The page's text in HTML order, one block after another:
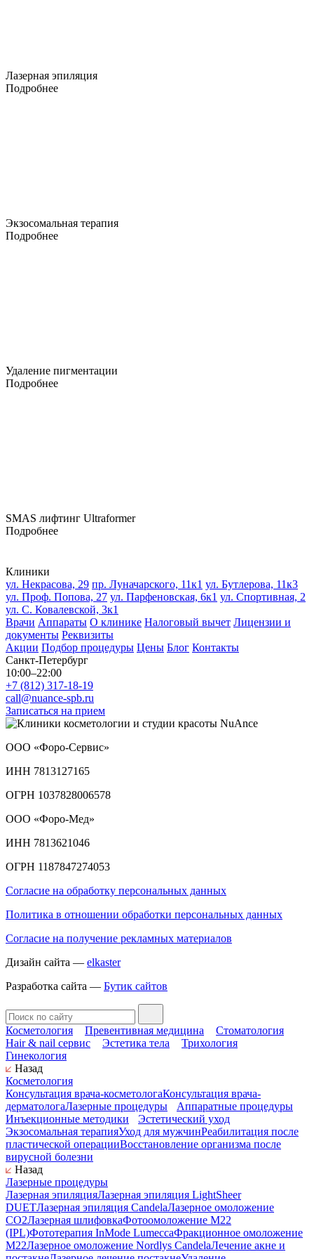
Лазерная эпиляция
Подробнее
Экзосомальная терапия
Подробнее
Удаление пигментации
Подробнее
SMAS лифтинг Ultraformer
Подробнее
Клиники
ул. Некрасова, 29 пр. Луначарского, 11к1 ул. Бутлерова, 11к3
ул. Проф. Попова, 27 ул. Парфеновская, 6к1 ул. Спортивная, 2
ул. С. Ковалевской, 3к1
Врачи Аппараты О клинике Налоговый вычет Лицензии и
документы Реквизиты
Акции Подбор процедуры Цены Блог Контакты
Санкт-Петербург
10:00–22:00
+7 (812) 317-18-19
call@nuance-spb.ru
Записаться на прием
ООО «Форо-Сервис»
ИНН 7813127165
ОГРН 1037828006578
ООО «Форо-Мед»
ИНН 7813621046
ОГРН 1187847274053
Согласие на обработку персональных данных
Политика в отношении обработки персональных данных
Согласие на получение рекламных материалов
Дизайн сайта — elkaster
Разработка сайта — Бутик сайтов
Косметология Превентивная медицина
Стоматология
Hair & nail сервис
Эстетика тела
Трихология
Гинекология
Назад
Косметология
Консультация врача-косметологаКонсультация врача-
дерматологаЛазерные процедуры
Аппаратные процедуры
Инъекционные методики
Эстетический уход
Экзосомальная терапияУход для мужчинРеабилитация после
пластической операцииВосстановление организма после
вирусной болезни
Назад
Лазерные процедуры
Лазерная эпиляцияЛазерная эпиляция LightSheer
DUETЛазерная эпиляция CandelaЛазерное омоложение
СО2Лазерная шлифовкаФотоомоложение M22
(IPL)Фототерапия InMode LumeccaФракционное омоложение
M22Лазерное омоложение Nordlys CandelaЛечение акне и